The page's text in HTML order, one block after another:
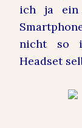
ich ja ein
nicht so
Headset